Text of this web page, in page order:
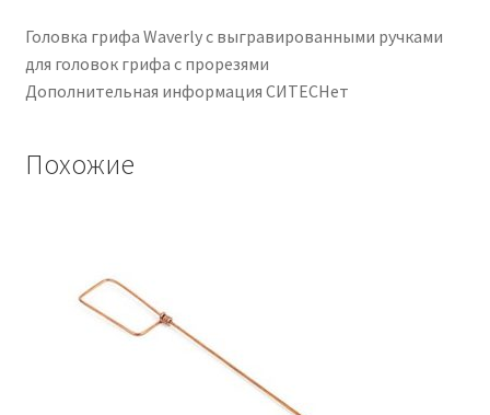
Головка грифа Waverly с выгравированными ручками
для головок грифа с прорезями
Дополнительная информация СИТЕСНет
Похожие